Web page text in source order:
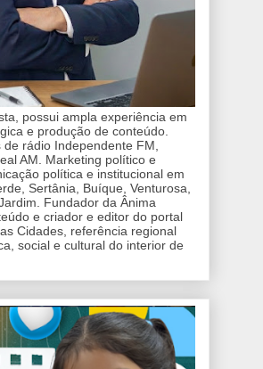
possui ampla experiência em
e produção de conteúdo.
rádio Independente FM,
AM. Marketing político e
política e institucional em
Sertânia, Buíque, Venturosa,
Fundador da Ânima
e criador e editor do portal
Cidades, referência regional
social e cultural do interior de